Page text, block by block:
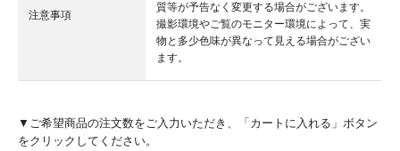
注意事項
質等が予告なく変更する場合がございます。
撮影環境やご覧のモニター環境によって、実
物と多少色味が異なって見える場合がござい
ます。
▼ご希望商品の注文数をご入力いただき、「カートに入れる」ボタン
をクリックしてください。